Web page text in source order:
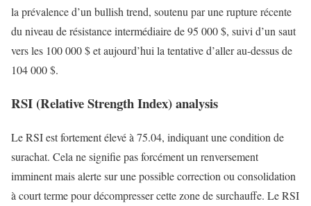
la prévalence d’un bullish trend, soutenu par une rupture récente
du niveau de résistance intermédiaire de 95 000 $, suivi d’un saut
vers les 100 000 $ et aujourd’hui la tentative d’aller au-dessus de
104 000 $.
RSI (Relative Strength Index) analysis
Le RSI est fortement élevé à 75.04, indiquant une condition de
surachat. Cela ne signifie pas forcément un renversement
imminent mais alerte sur une possible correction ou consolidation
à court terme pour décompresser cette zone de surchauffe. Le RSI